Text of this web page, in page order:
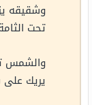
وشقيقه
تحت
يريك على